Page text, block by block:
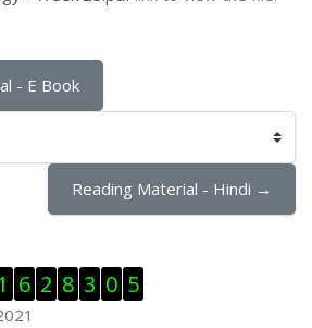
- E Book
Reading Material - Hindi →
6 2 8 3 0 5